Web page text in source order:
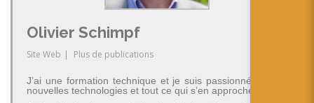
Olivier Schimpf
Site Web | Plus de publications
J’ai une formation technique et je suis passionné par les
nouvelles technologies et tout ce qui s’en approche.